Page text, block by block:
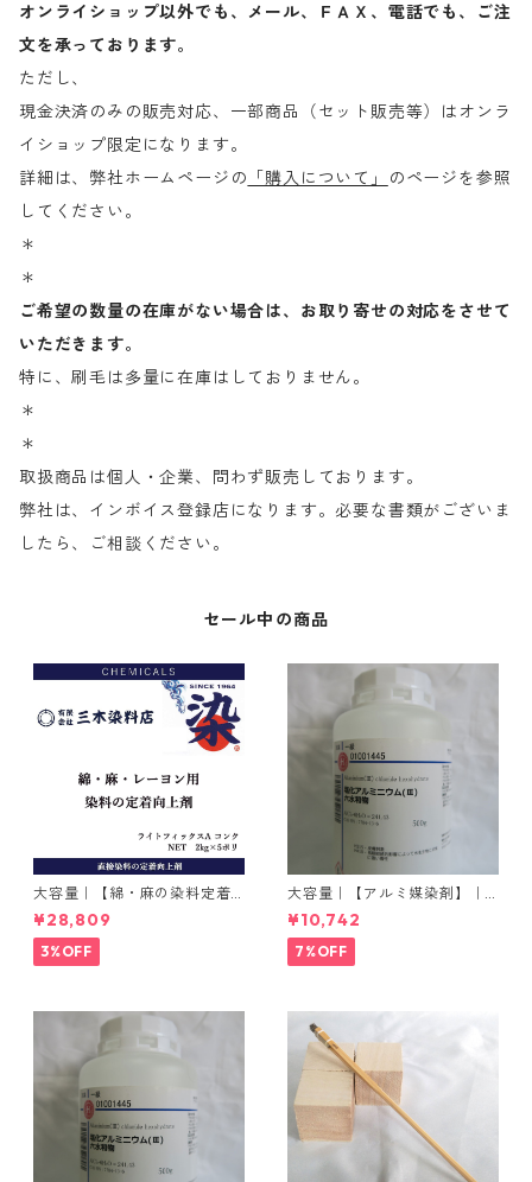
オンライショップ以外でも、メール、ＦＡＸ、電話でも、ご注
文を承っております。
ただし、
現金決済のみの販売対応、一部商品（セット販売等）はオンラ
イショップ限定になります。
詳細は、弊社ホームページの 「購入について」
のページを参照
してください。
＊
＊
ご希望の数量の在庫がない場合は、お取り寄せの対応をさせて
いただきます。
特に、刷毛は多量に在庫はしておりません。
＊
＊
取扱商品は個人・企業、問わず販売しております。
弊社は、インボイス登録店になります。必要な書類がございま
したら、ご相談ください。
セール中の商品
大容量｜【綿・麻の染料定着
向上剤】｜2kg×5本｜ライト
フィックスAコンク
¥28,809
3%OFF
大容量｜【アルミ媒染剤】｜5
00g−3本入り｜塩化アルミニ
ウム
¥10,742
7%OFF